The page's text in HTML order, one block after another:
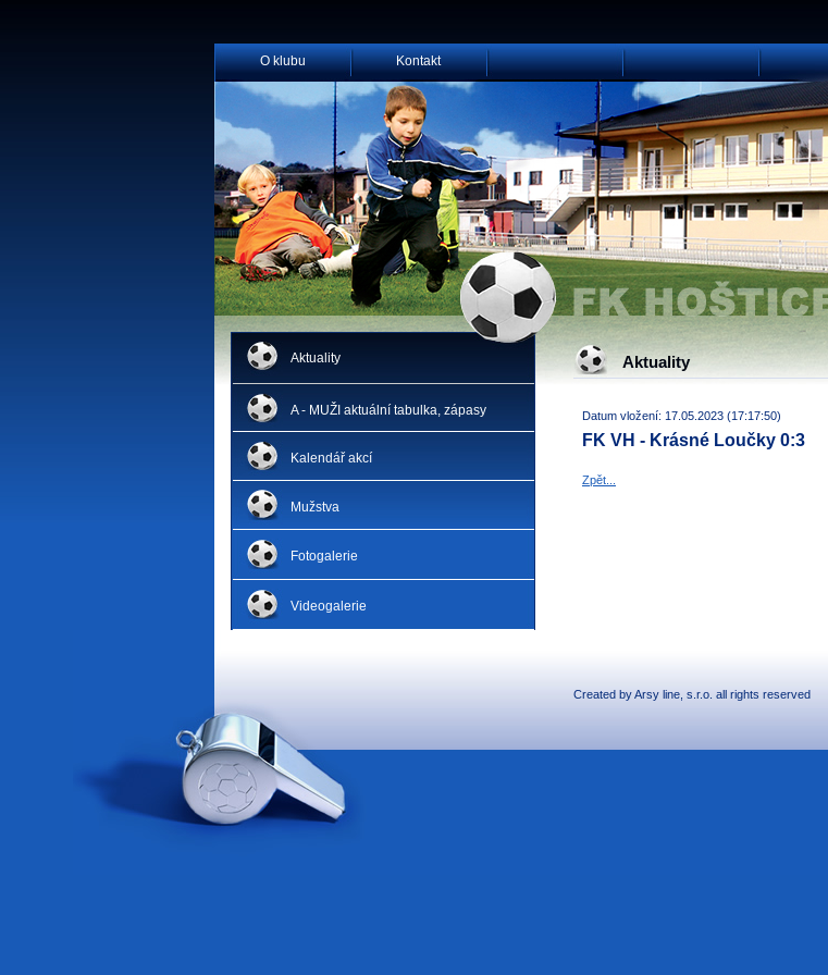
O klubu Kontakt
Aktuality
A - MUŽI aktuální tabulka, zápasy
Kalendář akcí
Mužstva
Fotogalerie
Videogalerie
Aktuality
Datum vložení: 17.05.2023 (17:17:50)
FK VH - Krásné Loučky 0:3
Zpět...
Created byArsy line , s.r.o. all rights reserved